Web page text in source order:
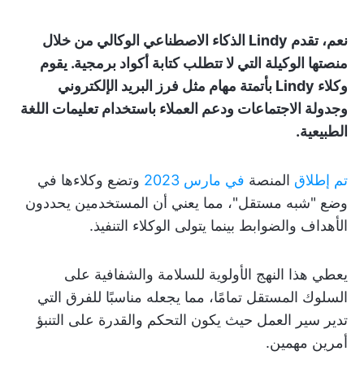
نعم، تقدم Lindy الذكاء الاصطناعي الوكالي من خلال
منصتها الوكيلة التي لا تتطلب كتابة أكواد برمجية. يقوم
وكلاء Lindy بأتمتة مهام مثل فرز البريد الإلكتروني
وجدولة الاجتماعات ودعم العملاء باستخدام تعليمات اللغة
الطبيعية.
تم إطلاق المنصة في مارس 2023
وتضع وكلاءها في
وضع "شبه مستقل"، مما يعني أن المستخدمين يحددون
الأهداف والضوابط بينما يتولى الوكلاء التنفيذ.
يعطي هذا النهج الأولوية للسلامة والشفافية على
السلوك المستقل تمامًا، مما يجعله مناسبًا للفرق التي
تدير سير العمل حيث يكون التحكم والقدرة على التنبؤ
أمرين مهمين.